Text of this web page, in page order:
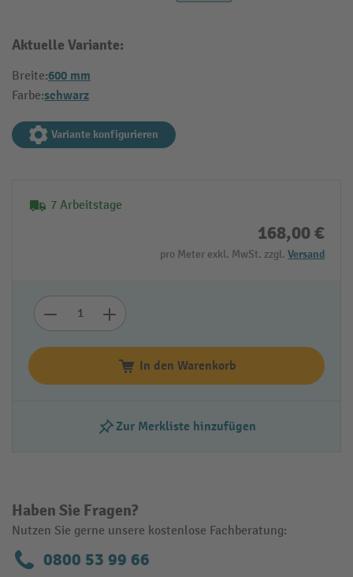
Aktuelle Variante:
Breite:600 mm
Farbe:schwarz
Variante konfigurieren
7 Arbeitstage
168,00 €
pro Meter exkl. MwSt. zzgl. Versand
In den Warenkorb
Zur Merkliste hinzufügen
Haben Sie Fragen?
Nutzen Sie gerne unsere kostenlose Fachberatung:
0800 53 99 66